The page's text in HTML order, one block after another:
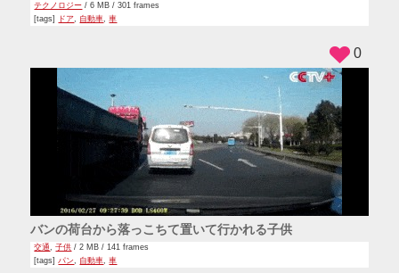
テクノロジー / 6 MB / 301 frames
[tags]
ドア, 自動車,車
バンの荷台から落っこちて置いて行かれる子供
交通,子供 / 2 MB / 141 frames
[tags]パン, 自動車,車
0